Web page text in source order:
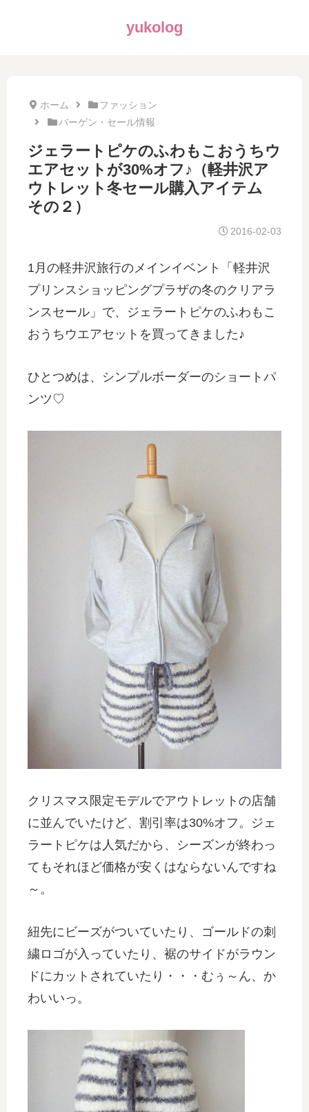
yukolog
ホーム
ファッション
バーゲン・セール情報
ジェラートピケのふわもこおうちウ
エアセットが30%オフ♪（軽井沢ア
ウトレット冬セール購入アイテム
その２）
2016-02-03
1月の軽井沢旅行のメインイベント「軽井沢
プリンスショッピングプラザの冬のクリアラ
ンスセール」で、ジェラートピケのふわもこ
おうちウエアセットを買ってきました♪
ひとつめは、シンプルボーダーのショートパ
ンツ♡
クリスマス限定モデルでアウトレットの店舗
に並んでいたけど、割引率は30%オフ。ジェ
ラートピケは人気だから、シーズンが終わっ
てもそれほど価格が安くはならないんですね
～。
紐先にビーズがついていたり、ゴールドの刺
繍ロゴが入っていたり、裾のサイドがラウン
ドにカットされていたり・・・むぅ～ん、か
わいいっ。